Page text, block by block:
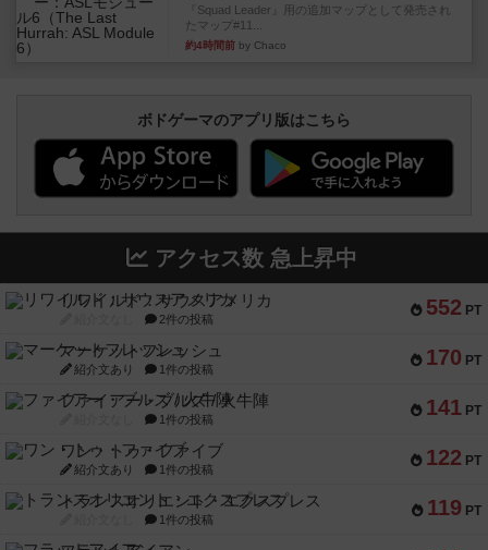
『Squad Leader』用の追加マップとして発売され
たマップ#11...
約4時間前 by Chaco
ボドゲーマのアプリ版はこちら
アクセス数 急上昇中
552 PT
リワイルド：サウスアメリカ
2件の投稿
170 PT
マーケットフレッシュ
紹介文あり 1件の投稿
141 PT
ファイアー・ブルズ / 火牛陣
1件の投稿
122 PT
ワン・トゥ・ファイブ
紹介文あり 1件の投稿
119 PT
トランスオリエント・エクスプレス
1件の投稿